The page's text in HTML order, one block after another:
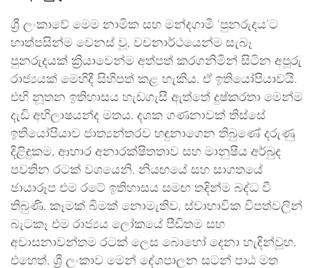
ශ්‍රී ලංකාවේ මෙම නාමික සහ මන්දගාමී ‘පුනරුදය’ට
හාත්පසින්ම වෙනස් වූ, වචනාර්ථයෙන්ම සැබෑ
පුනරුදයක් ක්‍රියාවෙන්ම අත්පත් කරගනිමින් සිටින අපූරු
රාජ්‍යයක් මෙහිදී සිහිපත් කළ හැකිය. ඒ ඉතියෝපියාවයි.
එහි නූතන ඉතිහාසය හැඩගැසී ඇත්තේ දුෂ්කරතා මෙන්ම
දැඩි අභිලාෂයන්ද මතය. දශක ගණනාවක් තිස්සේ
ඉතියෝපියාව ජාත්‍යන්තරව හඳුනාගෙන තිබුණේ දරුණු
දිළිඳුකම, ආහාර අනාරක්ෂිතතාව සහ මානුෂීය අර්බුද
පවතින රටක් වශයෙනි. නියඟයේ සහ සාගතයේ
ඡායාරූප එම රටේ ඉතිහාසය සමඟ තදින්ම බද්ධ වී
තිබුණි. කෑමක් බීමක් නොමැතිව, ස්වාභාවික විපත්වලින්
බැටකෑ එම රාජ්‍යය ලෝකයේ පීඩිතම සහ
අවාසනාවන්තම රටක් ලෙස බොහෝ දෙනා හැඳින්වූහ.
එහෙත්, ශ්‍රී ලංකාව මෙන් දේශපාලන සටන් පාඨ මත